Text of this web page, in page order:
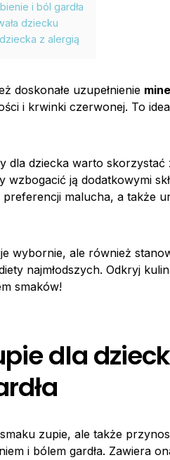
i ból gardła
dziecku
z alergią
doskonałe uzupełnienie
i krwinki czerwonej. To
dla dziecka warto skorzystać
wzbogacić ją dodatkowymi
malucha, a także
wybornie, ale również
najmłodszych. Odkryj
smaków!
dla
zupie, ale także
i bólem gardła. Zawiera